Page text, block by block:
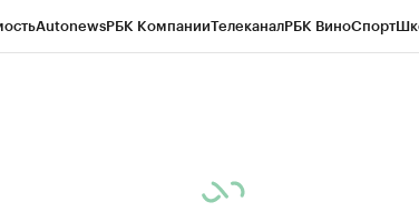
AutonewsРБК КомпанииТелеканалРБК ВиноСпорт